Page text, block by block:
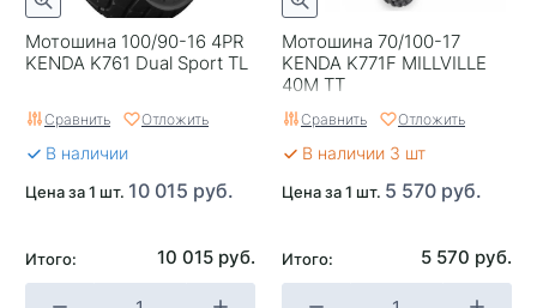
Мотошина 100/90-16 4PR
KENDA K761 Dual Sport TL
Сравнить Отложить
В наличии
Цена за 1 шт. 10 015 руб.
Итого: 10 015 руб.
Мотошина 70/100-17
KENDA K771F MILLVILLE
40M TT
Сравнить Отложить
В наличии 3 шт
Цена за 1 шт. 5 570 руб.
Итого: 5 570 руб.